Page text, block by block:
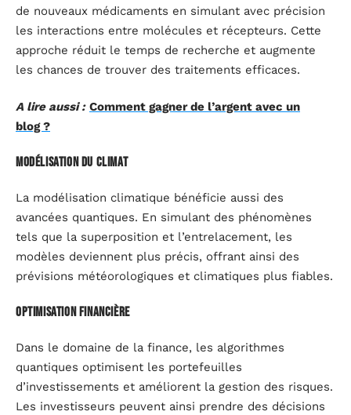
de nouveaux médicaments en simulant avec précision
les interactions entre molécules et récepteurs. Cette
approche réduit le temps de recherche et augmente
les chances de trouver des traitements efficaces.
A lire aussi : Comment gagner de l’argent avec un
blog ?
Modélisation du climat
La modélisation climatique bénéficie aussi des
avancées quantiques. En simulant des phénomènes
tels que la superposition et l’entrelacement, les
modèles deviennent plus précis, offrant ainsi des
prévisions météorologiques et climatiques plus fiables.
Optimisation financière
Dans le domaine de la finance, les algorithmes
quantiques optimisent les portefeuilles
d’investissements et améliorent la gestion des risques.
Les investisseurs peuvent ainsi prendre des décisions